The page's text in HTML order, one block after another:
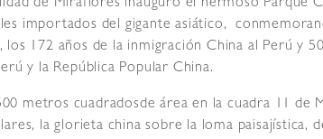
de Miraflores inauguró el hermoso Parque
importados del gigante asiático,
los 172 años de la inmigración China al Perú y
y la República Popular China.
metros cuadradosde área en la cuadra 11 de
la glorieta china sobre la loma paisajística,